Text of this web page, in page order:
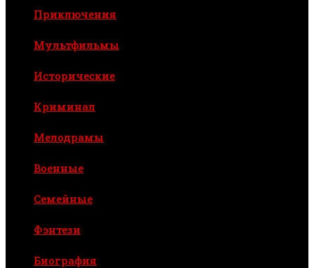
Приключения
Мультфильмы
Исторические
Криминал
Мелодрамы
Военные
Семейные
Фэнтези
Биография